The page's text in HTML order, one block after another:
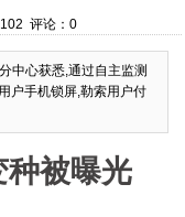
评论：0
中心获悉,通过自主监测
户手机锁屏,勒索用户付
种被曝光